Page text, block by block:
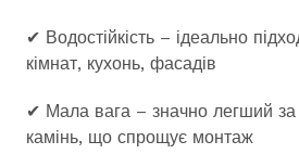
✔ Водостійкість – ідеально
кімнат, кухонь, фасадів
✔ Мала вага – значно легший за
камінь, що спрощує монтаж